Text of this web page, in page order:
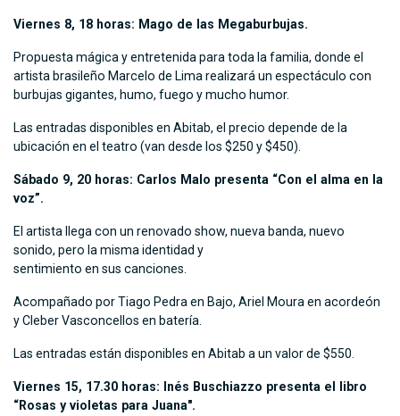
Viernes 8, 18 horas: Mago de las Megaburbujas.
Propuesta mágica y entretenida para toda la familia, donde el
artista brasileño Marcelo de Lima realizará un espectáculo con
burbujas gigantes, humo, fuego y mucho humor.
Las entradas disponibles en Abitab, el precio depende de la
ubicación en el teatro (van desde los $250 y $450).
Sábado 9, 20 horas: Carlos Malo presenta “Con el alma en la
voz”.
El artista llega con un renovado show, nueva banda, nuevo
sonido, pero la misma identidad y
sentimiento en sus canciones.
Acompañado por Tiago Pedra en Bajo, Ariel Moura en acordeón
y Cleber Vasconcellos en batería.
Las entradas están disponibles en Abitab a un valor de $550.
Viernes 15, 17.30 horas: Inés Buschiazzo presenta el libro
“Rosas y violetas para Juana".